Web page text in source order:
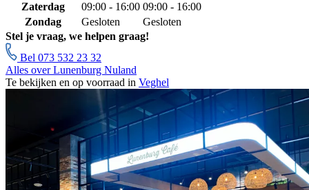
Zaterdag
09:00 - 16:00 09:00 - 16:00
Zondag
Gesloten
Gesloten
Stel je vraag, we helpen graag!
Bel 073 532 23 32
Alles over Lunenburg Nuland
Te bekijken en op voorraad in Veghel